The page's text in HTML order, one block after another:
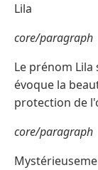
Lila
core/paragraph
Le prénom
évoque la
protection de
core/paragraph